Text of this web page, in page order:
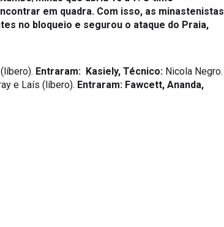
em quadra. Com isso, as minastenistas
no bloqueio e segurou o ataque do Praia,
Entraram: Kasiely, Técnico: Nicola Negro.
e Laís (líbero). Entraram: Fawcett, Ananda,